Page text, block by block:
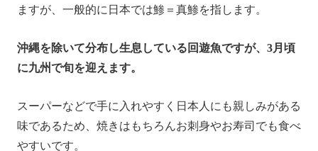
ますが、一般的に日本では鯵＝真鯵を指します。
沖縄を除いて分布し生息している回遊魚ですが、3月頃
に九州で旬を迎えます。
スーパーなどで手に入れやすく日本人にも親しみがある
味であるため、焼きはもちろんお刺身やお寿司でも食べ
やすいです。